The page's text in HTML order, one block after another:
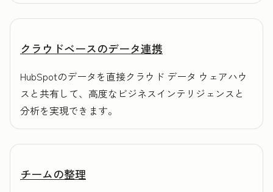
クラウドベースのデータ連携
HubSpotのデータを直接クラウド データ ウェアハウ
スと共有して、高度なビジネスインテリジェンスと
分析を実現できます。
チームの整理